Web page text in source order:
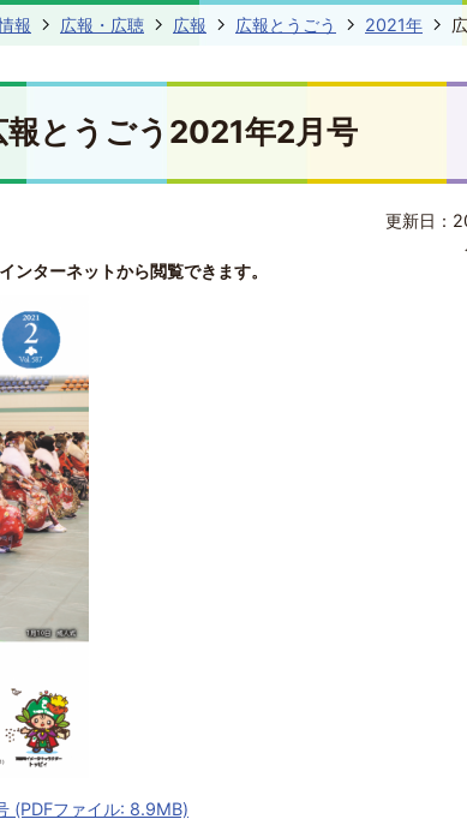
報 広報・広聴 広報 広報とうごう 2021年
報とうごう2021年2月号
更新日：
ンターネットから閲覧できます。
(PDFファイル: 8.9MB)